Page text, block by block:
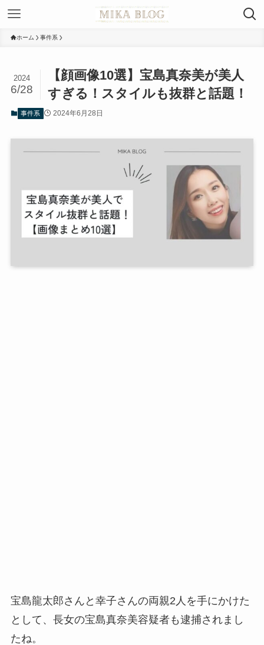
ホーム 事件系
【顔画像10選】宝島真奈美が美人
すぎる！スタイルも抜群と話題！
2024
6/28
事件系 2024年6月28日
宝島龍太郎さんと幸子さんの両親2人を手にかけた
として、長女の宝島真奈美容疑者も逮捕されまし
たね。